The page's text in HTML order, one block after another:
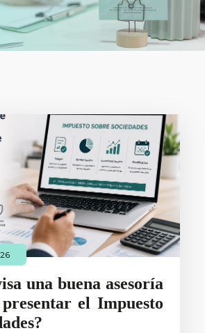
una buena asesoría
el Impuesto